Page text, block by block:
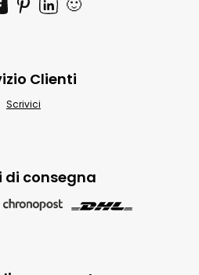
🙂
di consegna
Clienti
Scrivici